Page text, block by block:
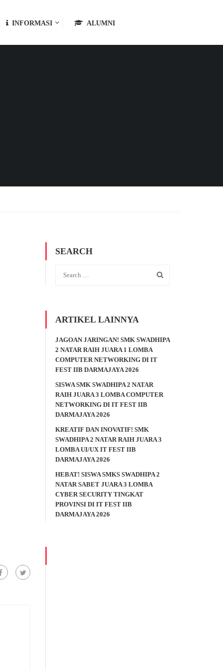
INFORMASI ALUMNI
SEARCH
ARTIKEL LAINNYA
JAGOAN JARINGAN! SMK SWADHIPA
2 NATAR RAIH JUARA 1 LOMBA
COMPUTER NETWORKING DI IT
FEST IIB DARMAJAYA 2026
SISWA SMK SWADHIPA 2 NATAR
RAIH JUARA 3 LOMBA COMPUTER
NETWORKING DI IT FEST IIB
DARMAJAYA 2026
KREATIF DAN INOVATIF! SMK
SWADHIPA 2 NATAR RAIH JUARA 3
LOMBA UI/UX IT FEST IIB
DARMAJAYA 2026
HEBAT! SISWA SMKS SWADHIPA 2
NATAR SABET JUARA 3 LOMBA
CYBER SECURITY TINGKAT
PROVINSI DI IT FEST IIB
DARMAJAYA 2026